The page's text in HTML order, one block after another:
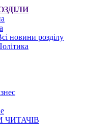
новини розділу
ЧИТАЧІВ